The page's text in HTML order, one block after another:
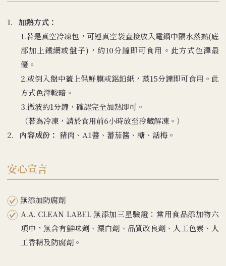
1. 加熱方式：
1.若是真空冷凍包，可連真空袋直接放入電鍋中隔水蒸熱(底
部加上鐵網或盤子)，約10分鐘即可食用。此方式色澤最
優。
2.或倒入盤中蓋上保鮮膜或鋁鉑紙，蒸15分鐘即可食用。此
方式色澤較暗。
3.微波約1分鐘，確認完全加熱即可。
（若為冷凍，請於食用前6小時放至冷藏解凍。）
2. 內容成份： 豬肉、A1醬、蕃茄醬、糖、話梅。
安心宣言
無添加防腐劑
A.A. CLEAN LABEL 無添加三星驗證：常用食品添加物六
項中，無含有鮮味劑、漂白劑、品質改良劑、人工色素、人
工香精及防腐劑。